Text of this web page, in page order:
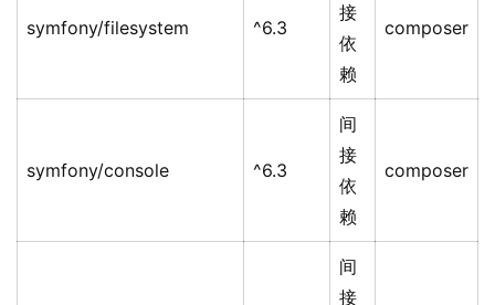
symfony/filesystem ^6.3
接
依
赖
composer
symfony/console ^6.3
间
接
依
赖
composer
间
接